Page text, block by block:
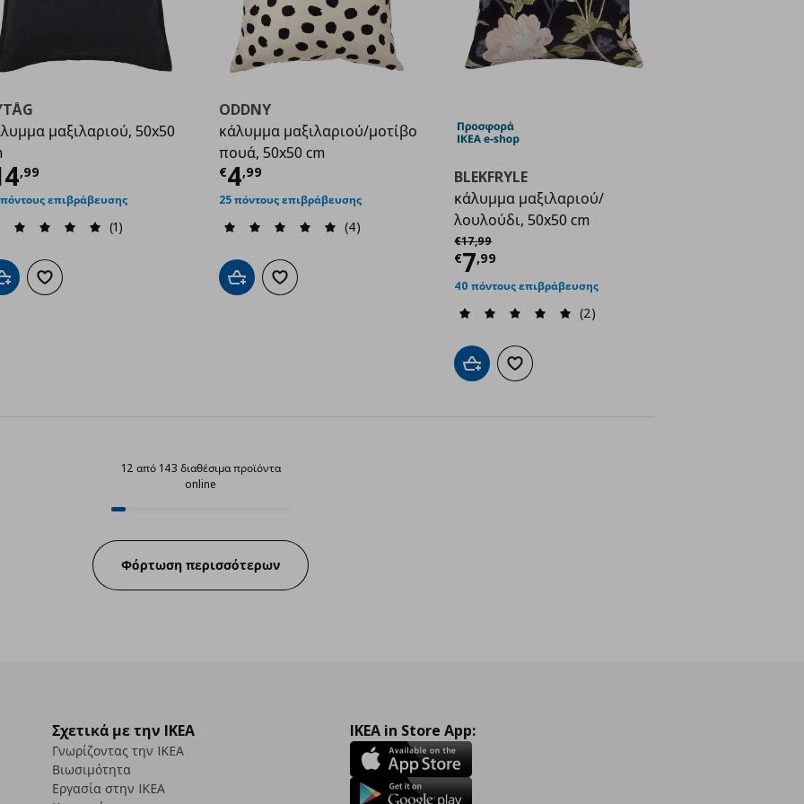
μαξιλαριού, 50x50
,99 τιμή € 14,99
επιβράβευσης
(1)
Προσθήκη στο καλάθι
Προσθήκη στα αγαπημένα
ODDNY
κάλυμμα μαξιλαριού/μοτίβο
πουά, 50x50 cm
€4,99
Τρέχουσα τιμή € 4,99
25 πόντους επιβράβευσης
(4)
Προσθήκη στο καλάθι
Προσθήκη στα αγαπημένα
BLEKFRYLE
κάλυμμα μαξιλαριού/
λουλούδι, 50x50 cm
€17,99
Αρχική τιμή
€7,99
Τρέχουσα τιμή
40 πόντους επιβράβευσης
(2)
Προσθήκη στο καλάθι
Προσθήκη στα αγαπημένα
12 από 143 διαθέσιμα προϊόντα
online
12 από 143 διαθέσιμα προϊόντα online
Progress:
Φόρτωση περισσότερων
Σχετικά με την IKEA
Γνωρίζοντας την IKEA
Βιωσιμότητα
Εργασία στην IKEA
IKEA in Store App: